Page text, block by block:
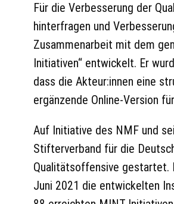
Für die Verbesserung der
hinterfragen und
Zusammenarbeit mit dem
Initiativen“ entwickelt. Er
dass die Akteur:innen eine
ergänzende Online-Version
Auf Initiative des NMF und
Stifterverband für die
Qualitätsoffensive gestartet.
Juni 2021 die entwickelten